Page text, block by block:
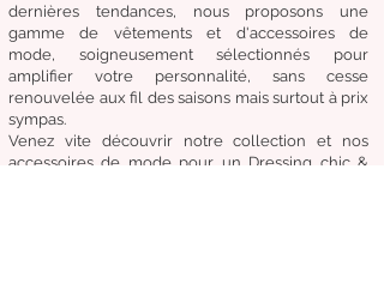
dernières tendances, nous proposons une
gamme de vêtementset d'accessoires de
mode,
soigneusementsélectionnés pour
amplifier votre personnalité, sans cesse
renouvelée aux fil des saisons mais surtout à prix
sympas.
Venez vite découvrirnotre collection et nos
accessoires de mode pour un Dressing chic &